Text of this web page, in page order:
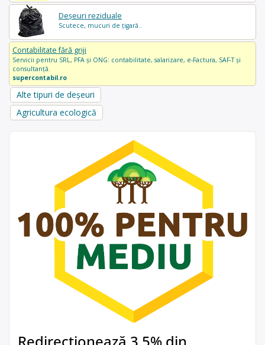
Deșeuri reziduale
Scutece, mucuri de țigară..
Contabilitate fără griji
Servicii pentru SRL, PFA și ONG: contabilitate, salarizare, e-Factura, SAF-T și
consultanță.
supercontabil.ro
Alte tipuri de deșeuri
Agricultura ecologică